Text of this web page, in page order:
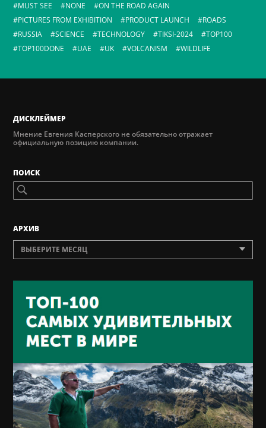
MUST SEE
NONE
ON THE ROAD AGAIN
PICTURES FROM EXHIBITION
PRODUCT LAUNCH
ROADS
RUSSIA
SCIENCE TECHNOLOGY TIKSI-2024
TOP100
TOP100DONE
UAE UK VOLCANISM WILDLIFE
ДИСКЛЕЙМЕР
Мнение Евгения Касперского не обязательно отражает
официальную позицию компании.
ПОИСК
AРХИВ
ВЫБЕРИТЕ МЕСЯЦ